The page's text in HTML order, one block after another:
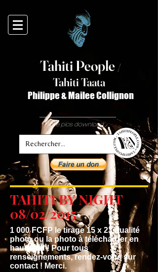
Tahiti People /
Tahiti Taata
Philippe & Mailee Collignon
free pics download
TAHITI BY NIGHT
08/02/2015
1 000 FCFP le tirage 15 x 23 qualité
photo ou la photo à télécharger en
haute def ! Pour tous
renseignements, rendez-vous sur
contact ! Merci.